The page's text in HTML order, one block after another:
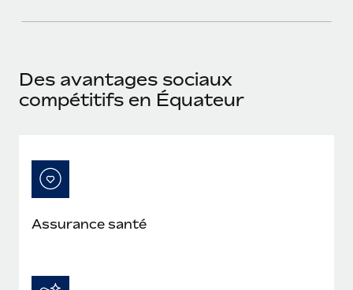
Des avantages sociaux
compétitifs en Équateur
Assurance santé